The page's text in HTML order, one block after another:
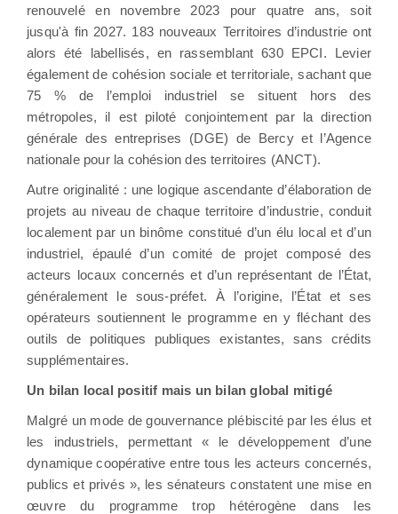
renouvelé en novembre 2023 pour quatre ans, soit
jusqu'à fin 2027. 183 nouveaux Territoires d’industrie ont
alors été labellisés, en rassemblant 630 EPCI. Levier
également de cohésion sociale et territoriale, sachant que
75 % de l’emploi industriel se situent hors des
métropoles, il est piloté conjointement par la direction
générale des entreprises (DGE) de Bercy et l’Agence
nationale pour la cohésion des territoires (ANCT).
Autre originalité : une logique ascendante d’élaboration de
projets au niveau de chaque territoire d’industrie, conduit
localement par un binôme constitué d’un élu local et d’un
industriel, épaulé d’un comité de projet composé des
acteurs locaux concernés et d’un représentant de l’État,
généralement le sous-préfet. À l’origine, l’État et ses
opérateurs soutiennent le programme en y fléchant des
outils de politiques publiques existantes, sans crédits
supplémentaires.
Un bilan local positif mais un bilan global mitigé
Malgré un mode de gouvernance plébiscité par les élus et
les industriels, permettant « le développement d’une
dynamique coopérative entre tous les acteurs concernés,
publics et privés », les sénateurs constatent une mise en
œuvre du programme trop hétérogène dans les